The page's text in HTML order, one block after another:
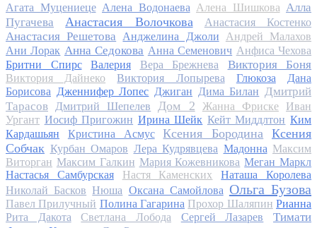
Агата Муцениеце Алена Водонаева Алена Шишкова Алла
Пугачева
Анастасия Волочкова Анастасия Костенко
Анастасия Решетова Анджелина Джоли
Андрей Малахов
Ани Лорак Анна Седокова Анна Семенович Анфиса Чехова
Бритни Спирс
Валерия Вера Брежнева Виктория Боня
Виктория Дайнеко Виктория Лопырева Глюкоза
Дана
Борисова Дженнифер Лопес Джиган Дима Билан Дмитрий
Тарасов
Дмитрий Шепелев Дом 2 Жанна Фриске
Иван
Ургант Иосиф Пригожин Ирина Шейк Кейт Миддлтон Ким
Кардашьян
Кристина Асмус Ксения Бородина
Ксения
Собчак Курбан Омаров Лера Кудрявцева Мадонна Максим
Виторган Максим Галкин Мария Кожевникова Меган Маркл
Настасья Самбурская
Настя Каменских
Наташа Королева
Николай Басков Нюша Оксана Самойлова Ольга Бузова
Павел Прилучный Полина Гагарина Прохор Шаляпин Рианна
Рита Дакота
Светлана Лобода Сергей Лазарев
Тимати